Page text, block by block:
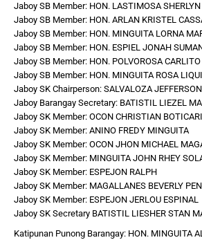
Jaboy SB Member: HON. LASTIMOSA
Jaboy SB Member: HON. ARLAN KRISTEL
Jaboy SB Member: HON. MINGUITA LORNA
Jaboy SB Member: HON. ESPIEL JONAH
Jaboy SB Member: HON. POLVOROSA
Jaboy SB Member: HON. MINGUITA ROSA
Jaboy SK Chairperson: SALVALOZA
Jaboy Barangay Secretary: BATISTIL LIEZEL
Jaboy SK Member: OCON CHRISTIAN
Jaboy SK Member: ANINO FREDY MINGUITA
Jaboy SK Member: OCON JHON MICHAEL
Jaboy SK Member: MINGUITA JOHN RHEY
Jaboy SK Member: ESPEJON RALPH
Jaboy SK Member: MAGALLANES BEVERLY
Jaboy SK Member: ESPEJON JERLOU ESPINAL
Jaboy SK Secretary BATISTIL LIESHER STAN
Katipunan Punong Barangay: HON. MINGUITA